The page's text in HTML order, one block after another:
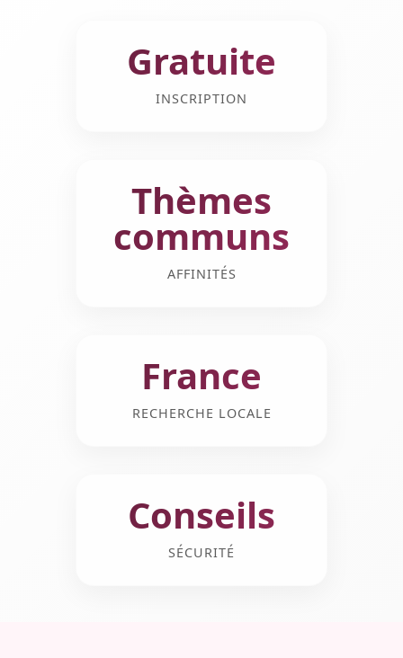
Gratuite
INSCRIPTION
Thèmes
communs
AFFINITÉS
France
RECHERCHE LOCALE
Conseils
SÉCURITÉ